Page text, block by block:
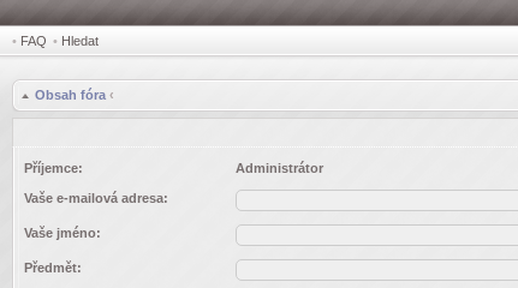
• FAQ • Hledat
Obsah fóra ‹
Příjemce: Administrátor
Vaše e-mailová adresa:
Vaše jméno:
Předmět: